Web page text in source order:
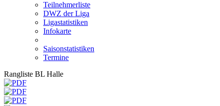
Teilnehmerliste
DWZ der Liga
Ligastatistiken
Infokarte
Saisonstatistiken
Termine
Rangliste BL Halle